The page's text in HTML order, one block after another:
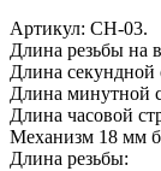
Артикул: CH-03.
Длина резьбы
Длина секундной
Длина минутной
Длина часовой
Механизм 18 мм
Длина резьбы: